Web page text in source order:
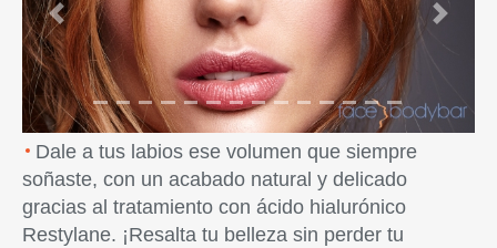
Previous Next
Dale a tus labios ese volumen que siempre
soñaste, con un acabado natural y delicado
gracias al tratamiento con ácido hialurónico
Restylane. ¡Resalta tu belleza sin perder tu